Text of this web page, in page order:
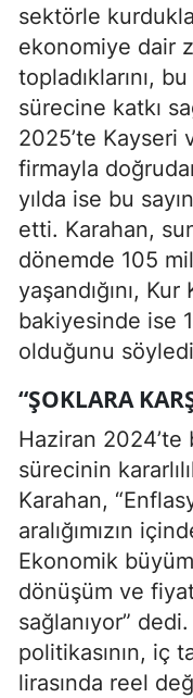
sektörle
ekonomiye dair
topladıklarını,
sürecine katkı
2025’te Kayseri
firmayla
yılda ise bu
etti. Karahan,
dönemde 105
yaşandığını,
bakiyesinde ise
olduğunu
“ŞOKLARA
Haziran
sürecinin
Karahan,
aralığımızın
Ekonomik
dönüşüm ve
sağlanıyor”
politikasının, iç
lirasında reel